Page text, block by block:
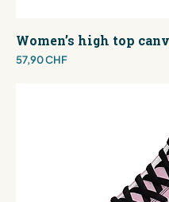
Women’s high top
Preis
57,90 CHF